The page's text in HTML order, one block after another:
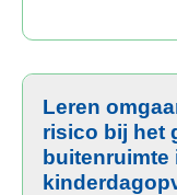
Leren
risico bij het
buitenruimte